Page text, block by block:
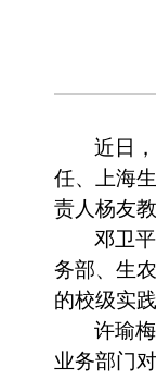
近日
任、上海
责人杨友
邓卫
务部、生
的校级实
许瑜
业务部门